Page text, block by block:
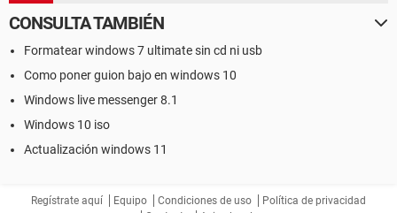
CONSULTA TAMBIÉN
Formatear windows 7 ultimate sin cd ni usb
Como poner guion bajo en windows 10
Windows live messenger 8.1
Windows 10 iso
Actualización windows 11
Regístrate aquí Equipo Condiciones de uso
Política de privacidad